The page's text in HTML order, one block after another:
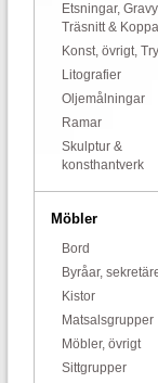
Etsningar,
Träsnitt &
Konst, övrigt,
Litografier
Oljemålningar
Ramar
Skulptur &
konsthantverk
Möbler
Bord
Byråar,
Kistor
Matsalsgrupper
Möbler, övrigt
Sittgrupper